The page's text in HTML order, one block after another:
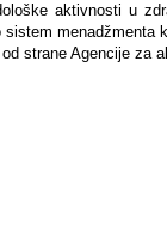
aktivnosti u
menadžmenta
strane Agencije za